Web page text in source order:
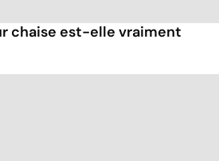
chaise est-elle vraiment